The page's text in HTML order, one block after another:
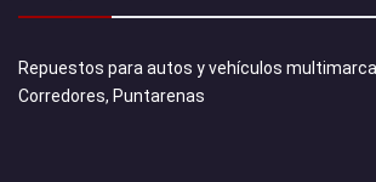
Repuestos para autos y vehículos
Corredores, Puntarenas